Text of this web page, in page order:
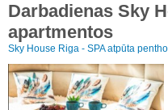
Darbadienas Sky
apartmentos
Sky House Riga - SPA atpūta